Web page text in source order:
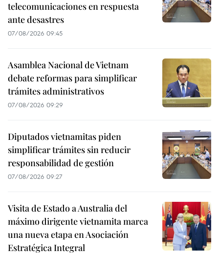
telecomunicaciones en respuesta
ante desastres
07/08/2026 09:45
Asamblea Nacional de Vietnam
debate reformas para simplificar
trámites administrativos
07/08/2026 09:29
Diputados vietnamitas piden
simplificar trámites sin reducir
responsabilidad de gestión
07/08/2026 09:27
Visita de Estado a Australia del
máximo dirigente vietnamita marca
una nueva etapa en Asociación
Estratégica Integral